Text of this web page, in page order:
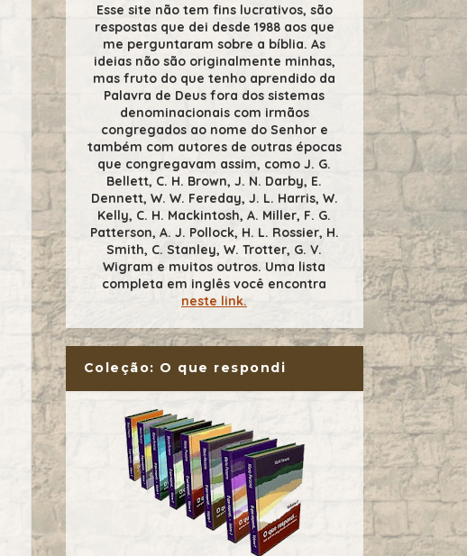
Esse site não tem fins lucrativos, são
respostas que dei desde 1988 aos que
me perguntaram sobre a bíblia. As
ideias não são originalmente minhas,
mas fruto do que tenho aprendido da
Palavra de Deus fora dos sistemas
denominacionais com irmãos
congregados ao nome do Senhor e
também com autores de outras épocas
que congregavam assim, como J. G.
Bellett, C. H. Brown, J. N. Darby, E.
Dennett, W. W. Fereday, J. L. Harris, W.
Kelly, C. H. Mackintosh, A. Miller, F. G.
Patterson, A. J. Pollock, H. L. Rossier, H.
Smith, C. Stanley, W. Trotter, G. V.
Wigram e muitos outros. Uma lista
completa em inglês você encontra
neste link.
Coleção: O que respondi